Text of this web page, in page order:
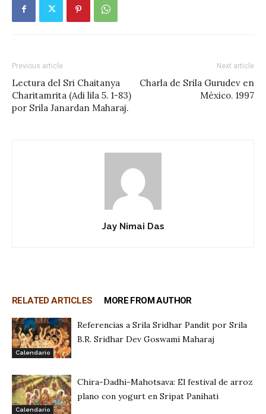
Previous article
Lectura del Sri Chaitanya
Charitamrita (Adi lila 5. 1-83)
por Srila Janardan Maharaj.
Next article
Charla de Srila Gurudev en
México. 1997
Jay Nimai Das
RELATED ARTICLES MORE FROM AUTHOR
Calendario
Referencias a Srila Sridhar Pandit por Srila
B.R. Sridhar Dev Goswami Maharaj
Calendario
Chira-Dadhi-Mahotsava: El festival de arroz
plano con yogurt en Sripat Panihati